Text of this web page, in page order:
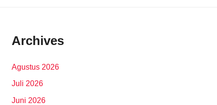
Archives
Agustus 2026
Juli 2026
Juni 2026